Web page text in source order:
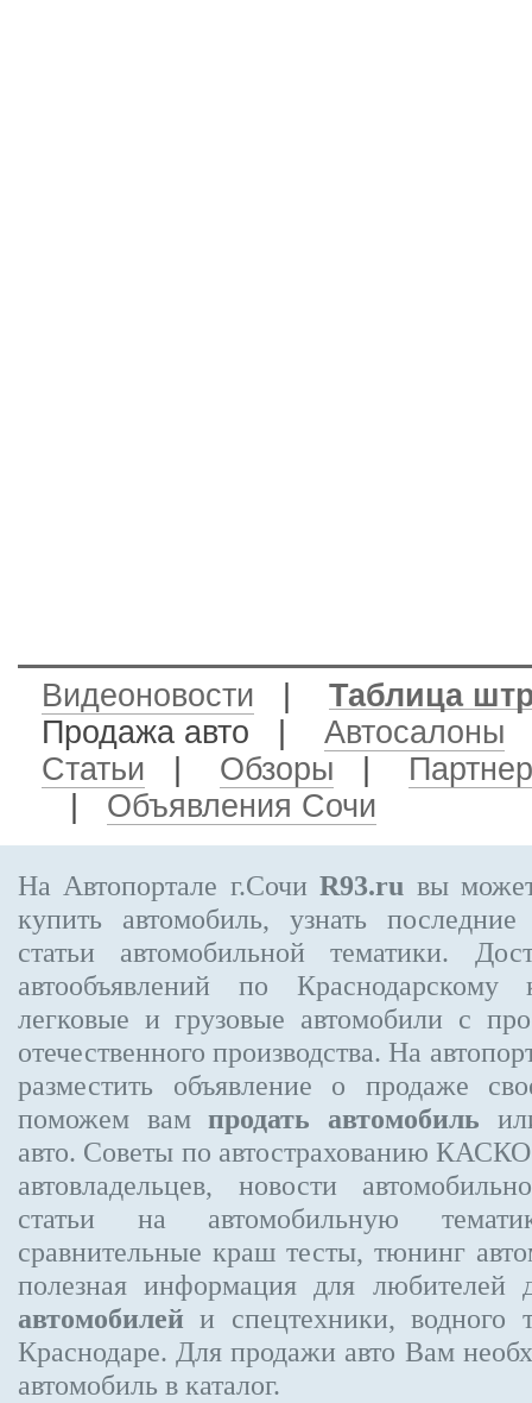
Видеоновости
Таблица
Продажа авто
Автосалоны
Статьи
Обзоры
Объявления Сочи
На Автопортале г.СочиR93.ru вы
купить автомобиль, узнать
статьи автомобильной тематики.
автообъявлений по
легковые и грузовые автомобили с
отечественного производства. На
разместить объявление о продаже
поможем вампродать автомобиль
авто. Советы по автострахованию
автовладельцев, новости
статьи на автомобильную
сравнительные краш тесты, тюнинг
полезная информация для любителей
автомобилей и спецтехники, водного
Краснодаре. Для продажи авто Вам
автомобиль в каталог.